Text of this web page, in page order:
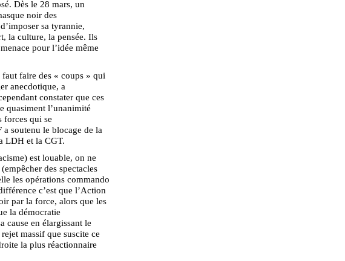
Dès le 28 mars, un
noir des
sa tyrannie,
la culture, la pensée. Ils
pour l’idée même
faire des « coups » qui
anecdotique, a
constater que ces
quasiment l’unanimité
forces qui se
soutenu le blocage de la
LDH et la CGT.
est louable, on ne
des spectacles
les opérations commando
c’est que l’Action
par la force, alors que les
la démocratie
cause en élargissant le
massif que suscite ce
la plus réactionnaire